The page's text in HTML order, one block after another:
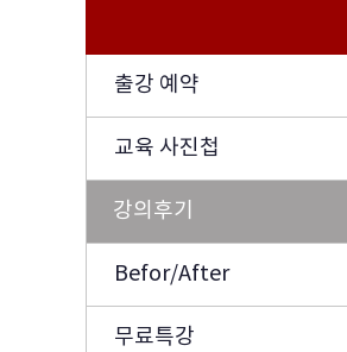
출강 예약
교육 사진첩
강의후기
Befor/After
무료특강